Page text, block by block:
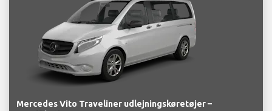
Mercedes Vito Traveliner udlejningskøretøjer –